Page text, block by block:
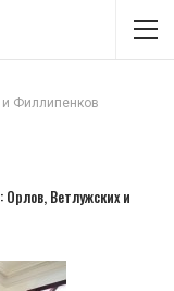
и Филлипенков
Ветлужских и